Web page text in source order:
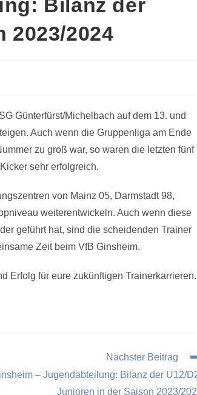
2023/2024
Günterfürst/Michelbach auf dem 13. und
Auch wenn die Gruppenliga am Ende
zu groß war, so waren die letzten fünf
sehr erfolgreich.
von Mainz 05, Darmstadt 98,
weiterentwickeln. Auch wenn diese
geführt hat, sind die scheidenden Trainer
Zeit beim VfB Ginsheim.
Erfolg für eure zukünftigen Trainerkarrieren.
Nächster Beitrag
– Jugendabteilung: Bilanz der U12/
Junioren in der Saison 2023/